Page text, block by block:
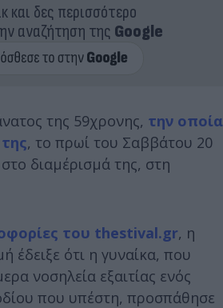
και δες περισσότερο
αναζήτηση της Google
της 59χρονης, την οποία
, το πρωί του Σαββάτου 20
διαμέρισμά της, στη
του thestival.gr, η
έδειξε ότι η γυναίκα, που
νοσηλεία εξαιτίας ενός
που υπέστη, προσπάθησε